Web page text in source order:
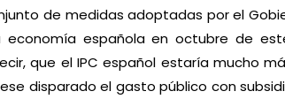
de medidas adoptadas por el
española en octubre de
que el IPC español estaría mucho
disparado el gasto público con